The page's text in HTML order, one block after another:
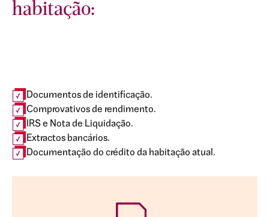
habitação:
Documentos de identificação.
Comprovativos de rendimento.
IRS e Nota de Liquidação.
Extractos bancários.
Documentação do crédito da habitação atual.